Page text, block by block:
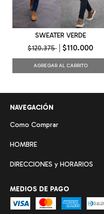
SWEATER VERDE
$120.375
$110.000
AGREGAR AL CARRITO
NAVEGACIÓN
Como Comprar
HOMBRE
DIRECCIONES y HORARIOS
MEDIOS DE PAGO